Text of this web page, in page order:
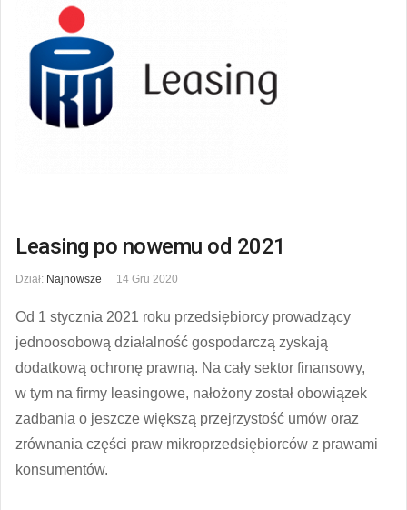
Leasing po nowemu od 2021
Dział: Najnowsze 14 Gru 2020
Od 1 stycznia 2021 roku przedsiębiorcy prowadzący
jednoosobową działalność gospodarczą zyskają
dodatkową ochronę prawną. Na cały sektor finansowy,
w tym na firmy leasingowe, nałożony został obowiązek
zadbania o jeszcze większą przejrzystość umów oraz
zrównania części praw mikroprzedsiębiorców z prawami
konsumentów.